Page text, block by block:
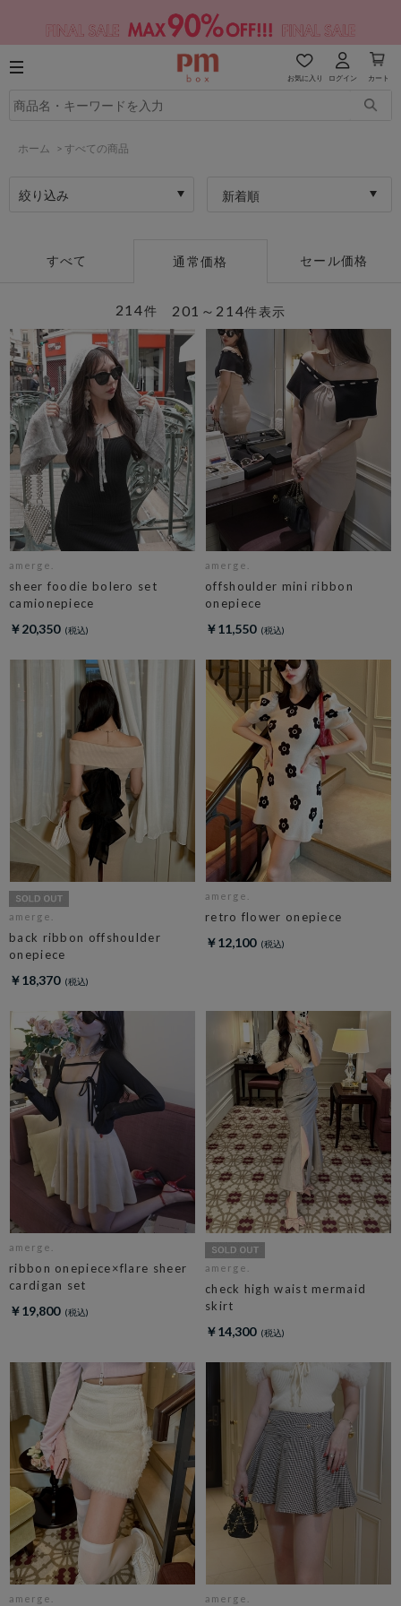
お気に入り ログイン カート
ホーム > すべての商品
絞り込み 新着順
すべて 通常価格 セール価格
201～214件表示
214件
amerge.
sheer foodie bolero set
camionepiece
￥20,350
amerge.
offshoulder mini ribbon
onepiece
￥11,550
amerge.
back ribbon offshoulder
onepiece
￥18,370
amerge.
retro flower onepiece
￥12,100
amerge.
ribbon onepiece×flare sheer
cardigan set
￥19,800
amerge.
check high waist mermaid
skirt
￥14,300
amerge. amerge.